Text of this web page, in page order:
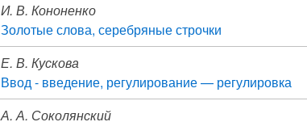
И. В. Кононенко
Золотые слова, серебряные строчки
Е. В. Кускова
Ввод - введение, регулирование — регулировка
А. А. Соколянский